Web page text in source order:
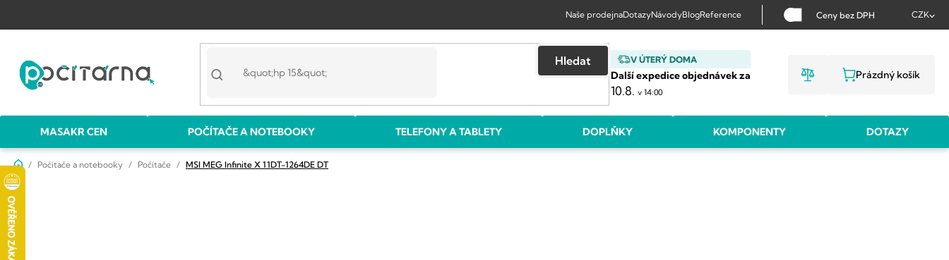
obsah
Naše prodejnaDotazyNávodyBlogReference Ceny bez DPH CZK
V ÚTERÝ DOMA
Další expedice objednávek za
10.8.v 14:00
Hledat
NÁKUPNÍ
Prázdný košík
MASAKR CEN POČÍTAČE A NOTEBOOKY TELEFONY A TABLETY DOPLŇKY KOMPONENTY DOTAZY
DomůPočítače a notebooky Počítače MSI MEG Infinite X 11DT-1264DE DT